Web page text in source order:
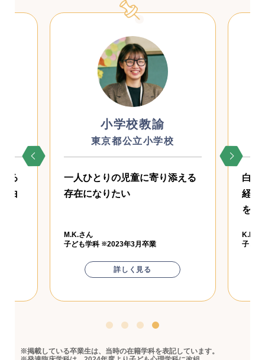
小学校教諭
東京都公立小学校
一人ひとりの児童に寄り添える
存在になりたい
2023年3月卒業
詳しく見る
白梅での学びを
経験を重ねながら
を伸ばせる教員に
2024年3
※掲載している卒業生は、当時の在籍学科を表記しています。